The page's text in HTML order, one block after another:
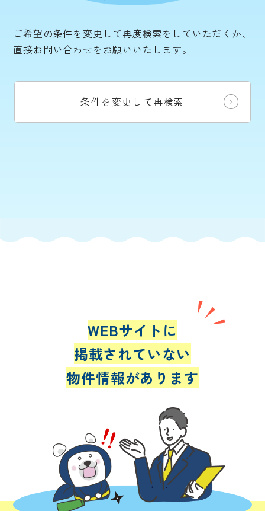
ご希望の条件を変更して再度検索をしていただくか、
直接お問い合わせをお願いいたします。
条件を変更して再検索
WEBサイトに
掲載されていない
物件情報があります